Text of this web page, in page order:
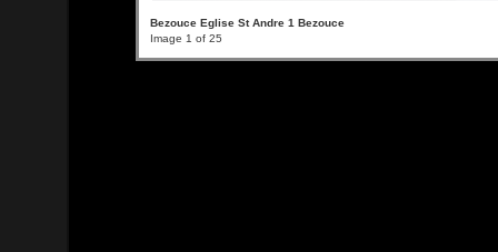
Bezouce Eglise St Andre 1 Bezouce
Image 1 of 25